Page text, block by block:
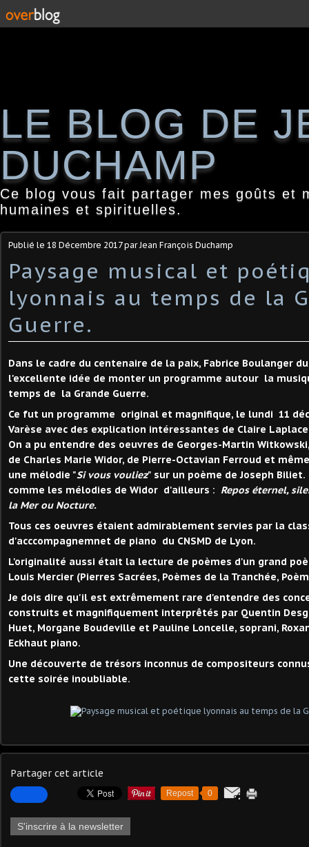
LE BLOG DE
DUCHAMP
Ce blog vous fait partager mes goûts et
humaines et spirituelles.
Publié le 18 Décembre 2017par Jean François Duchamp
Paysage musical et
lyonnais au temps de la
Guerre.
Dans le cadre du centenaire de la paix, Fabrice Boulanger du
l'excellente idée de monter un programme autour la
temps de la Grande Guerre.
Ce fut un programme original et magnifique, le lundi 11
Varèse avec des explication intéressantes de Claire
On a pu entendre des oeuvres de Georges-Martin
de Charles Marie Widor, de Pierre-Octavian Ferroud et
une mélodie "Si vous vouliez" sur un poème de Joseph
comme les mélodies de Widor d'ailleurs : Repos éternel,
la Mer ou Nocture.
Tous ces oeuvres étaient admirablement servies par la
d'acccompagnemnet de piano du CNSMD de Lyon.
L'originalité aussi était la lecture de poèmes d'un grand
Louis Mercier (Pierres Sacrées, Poèmes de la Tranchée,
Je dois dire qu'il est extrêmement rare d'entendre des
construits et magnifiquement interprêtés par Quentin
Huet, Morgane Boudeville et Pauline Loncelle, soprani,
Eckhaut piano.
Une découverte de trésors inconnus de compositeurs
cette soirée inoubliable.
Partager cet article
Repost 0
S'inscrire à la newsletter